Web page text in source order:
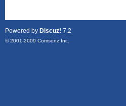
Powered by Discuz! 7.2
© 2001-2009 Comsenz Inc.